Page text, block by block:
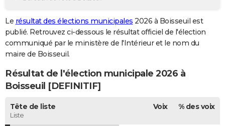
GUIDES D'ACHAT
BONS PLANS
CARTE DE VOEUX
Carte de Noël
Carte Bonne année
Carte Saint-Valentin
Carte Pâques
Carte d'anniversaire
DICTIONNAIRE
Dictionnaire
Biographies
Citations
Expressions
Proverbes
PROGRAMME TV
Le résultat des élections municipales 2026 à Boisseuil est
publié. Retrouvez ci-dessous le résultat officiel de l'élection
communiqué par le ministère de l'Intérieur et le nom du
maire de Boisseuil.
Résultat de l'élection municipale 2026 à
Boisseuil [DEFINITIF]
Tête de liste
Liste
Voix % des voix